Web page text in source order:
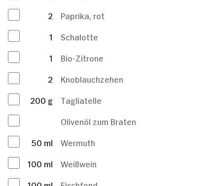
2
Paprika, rot
1
Schalotte
1
Bio-Zitrone
2
Knoblauchzehen
200 g
Tagliatelle
Olivenöl zum Braten
50 ml
Wermuth
100 ml
Weißwein